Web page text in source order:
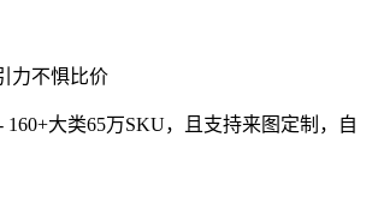
力不惧比价